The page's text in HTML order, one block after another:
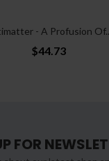
- A Profusion
$44.73
FOR